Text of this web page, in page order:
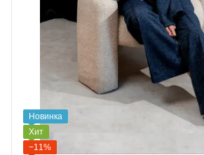
Новинка
Хит
−11%